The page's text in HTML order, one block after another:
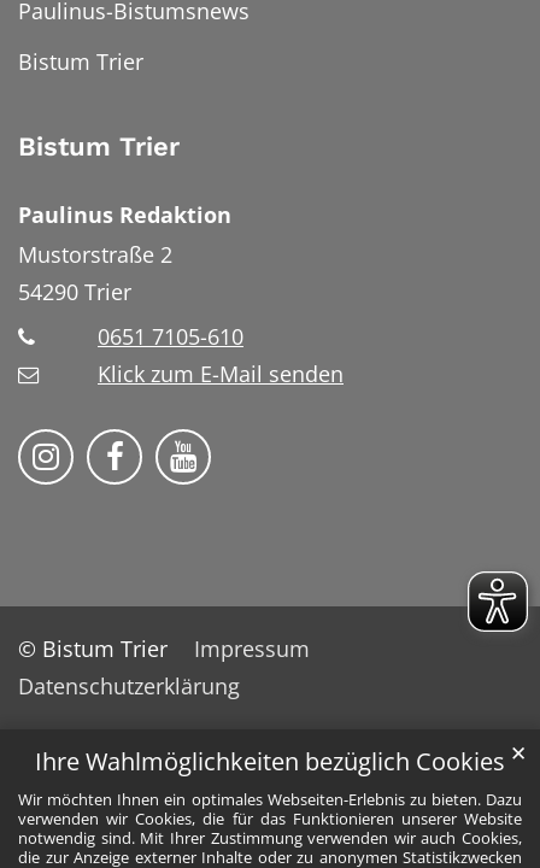
Ihre Wahlmöglichkeiten bezüglich Cookies
Wir möchten Ihnen ein optimales Webseiten-Erlebnis zu bieten. Dazu
verwenden wir Cookies, die für das Funktionieren unserer Website
notwendig sind. Mit Ihrer Zustimmung verwenden wir auch Cookies,
die zur Anzeige externer Inhalte oder zu anonymen Statistikzwecken
✕
Paulinus-Bistumsnews
Bistum Trier
Bistum Trier
Paulinus Redaktion
Mustorstraße 2
54290 Trier
0651 7105-610
Klick zum E-Mail senden
Bistum Trier auf Instragram
Bistum Trier auf Facebook
Bistum Trier auf YouTube
© Bistum Trier
Impressum
Datenschutzerklärung